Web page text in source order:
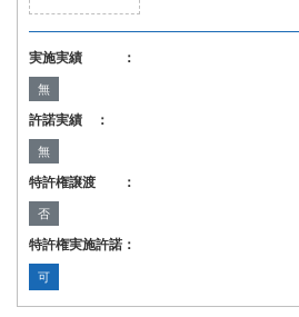
実施実績 ：
無
許諾実績 ：
無
特許権譲渡 ：
否
特許権実施許諾：
可